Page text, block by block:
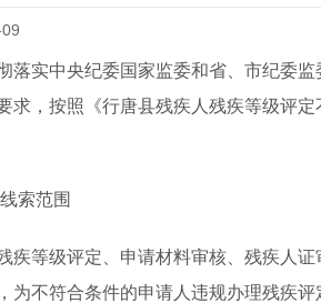
落实中央纪委国家监委和省、市纪委
求，按照《行唐县残疾人残疾等级评
索范围
疾等级评定、申请材料审核、残疾人
为不符合条件的申请人违规办理残疾评